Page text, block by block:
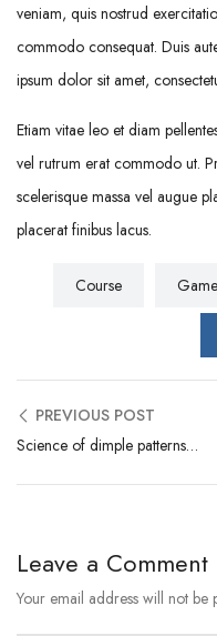
veniam, quis nostrud
commodo consequat. Duis
ipsum dolor sit amet,
Etiam vitae leo et diam
vel rutrum erat commodo ut.
scelerisque massa vel augue
placerat finibus lacus.
Course Game
PREVIOUS POST
Science of dimple patterns and golf ball flight
Leave a Comment
Your email address will not be